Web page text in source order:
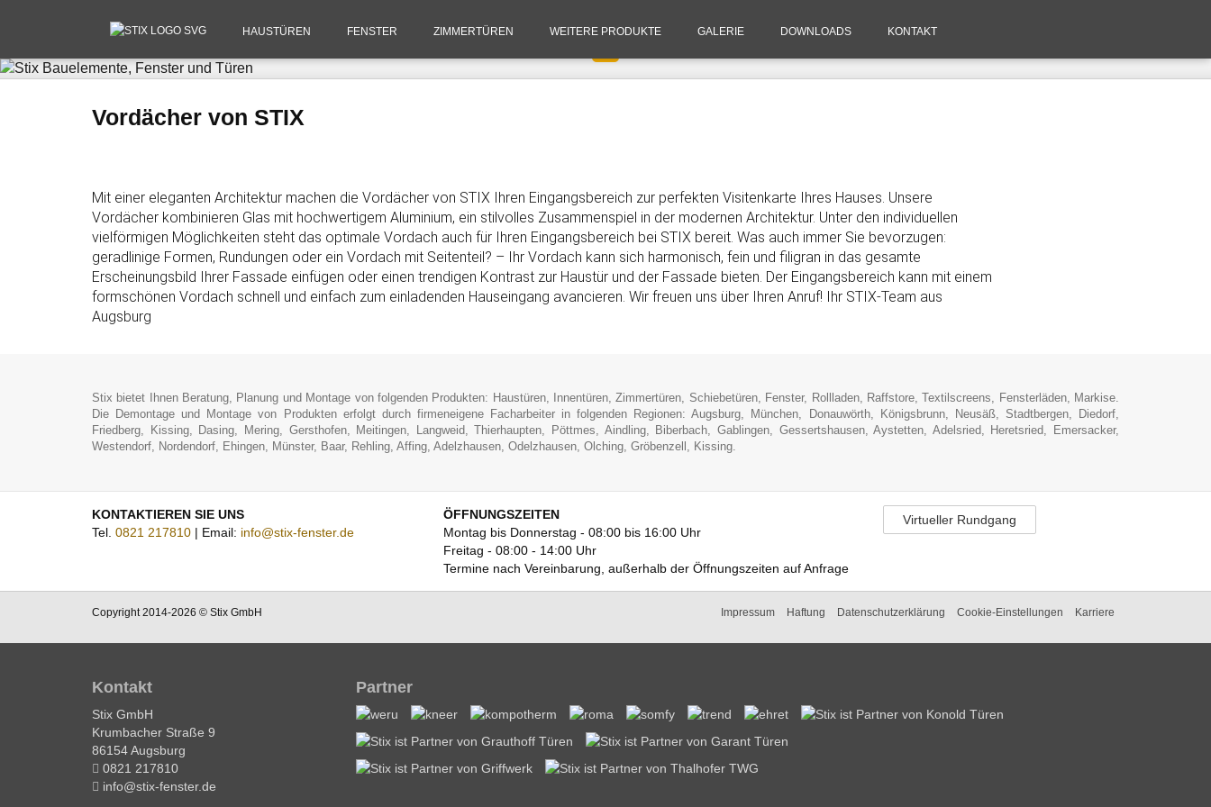
HAUSTÜREN FENSTER ZIMMERTÜREN WEITERE PRODUKTE GALERIE DOWNLOADS KONTAKT
Vordächer von STIX
Mit einer eleganten Architektur machen die Vordächer von STIX Ihren Eingangsbereich zur perfekten Visitenkarte Ihres Hauses. Unsere
Vordächer kombinieren Glas mit hochwertigem Aluminium, ein stilvolles Zusammenspiel in der modernen Architektur. Unter den individuellen
vielförmigen Möglichkeiten steht das optimale Vordach auch für Ihren Eingangsbereich bei STIX bereit. Was auch immer Sie bevorzugen:
geradlinige Formen, Rundungen oder ein Vordach mit Seitenteil? – Ihr Vordach kann sich harmonisch, fein und filigran in das gesamte
Erscheinungsbild Ihrer Fassade einfügen oder einen trendigen Kontrast zur Haustür und der Fassade bieten. Der Eingangsbereich kann mit einem
formschönen Vordach schnell und einfach zum einladenden Hauseingang avancieren. Wir freuen uns über Ihren Anruf! Ihr STIX-Team aus
Augsburg
Stix bietet Ihnen Beratung, Planung und Montage von folgenden Produkten: Haustüren, Innentüren, Zimmertüren, Schiebetüren, Fenster, Rollladen, Raffstore, Textilscreens, Fensterläden, Markise.
Die Demontage und Montage von Produkten erfolgt durch firmeneigene Facharbeiter in folgenden Regionen: Augsburg, München, Donauwörth, Königsbrunn, Neusäß, Stadtbergen, Diedorf,
Friedberg, Kissing, Dasing, Mering, Gersthofen, Meitingen, Langweid, Thierhaupten, Pöttmes, Aindling, Biberbach, Gablingen, Gessertshausen, Aystetten, Adelsried, Heretsried, Emersacker,
Westendorf, Nordendorf, Ehingen, Münster, Baar, Rehling, Affing, Adelzhausen, Odelzhausen, Olching, Gröbenzell, Kissing.
KONTAKTIEREN SIE UNS
Tel. 0821 217810 | Email: info@stix-fenster.de
ÖFFNUNGSZEITEN
Montag bis Donnerstag - 08:00 bis 16:00 Uhr
Freitag - 08:00 - 14:00 Uhr
Termine nach Vereinbarung, außerhalb der Öffnungszeiten auf Anfrage
Virtueller Rundgang
Copyright 2014-2026 © Stix GmbH Impressum Haftung Datenschutzerklärung Cookie-Einstellungen Karriere
Kontakt
Stix GmbH
Krumbacher Straße 9
86154 Augsburg
0821 217810
info@stix-fenster.de
Partner